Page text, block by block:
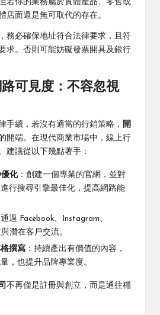
若你的業務屬於實體產品、零售或
店面還是無可取代的存在。
務必確保地址符合法律要求，且符
求。否則可能妨礙發票開具及銀行
可見度：不容忽視
手續，若沒有適當的行銷策略，
開
開端。在現代商業市場中，線上行
建議從以下幾點著手：
化：創建一個專業的官網，並對
行搜尋引擎最佳化，提高網路能
通過 Facebook、Instagram、
潛在客戶交流。
撰寫 ：持續產出有價值的內容，
，也提升品牌專業度。
不再僅是註冊與創立，而是通往穩